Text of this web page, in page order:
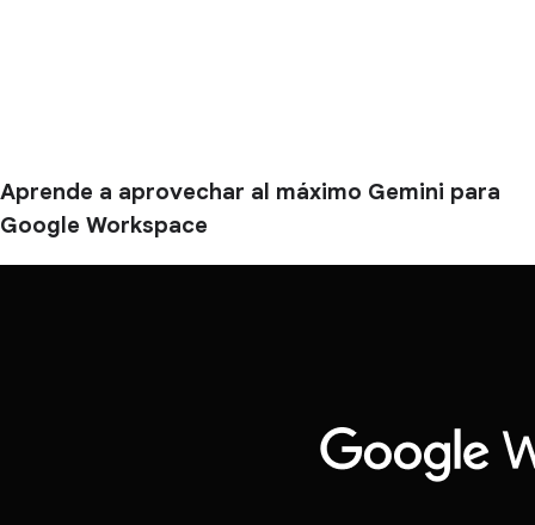
Aprende a aprovechar al máximo Gemini para
Google Workspace